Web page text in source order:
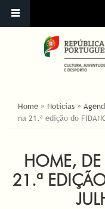
ESTÁ AQUI
Home » Noticias »
na 21.ª edição do
HOME,
21.ª